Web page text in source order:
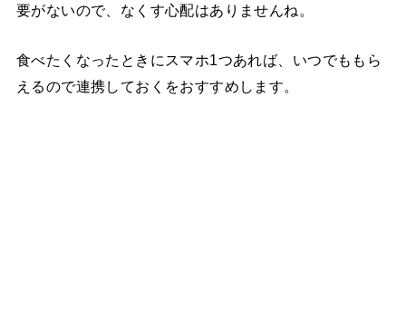
要がないので、なくす心配はありませんね。
食べたくなったときにスマホ1つあれば、いつでももら
えるので連携しておくをおすすめします。